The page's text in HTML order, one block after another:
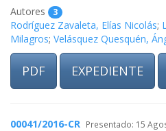
Autores 3
Rodríguez Zavaleta, Elías Nicolás;
Milagros; Velásquez Quesquén,
PDF EXPEDIENTE
00041/2016-CR Presentado: 15